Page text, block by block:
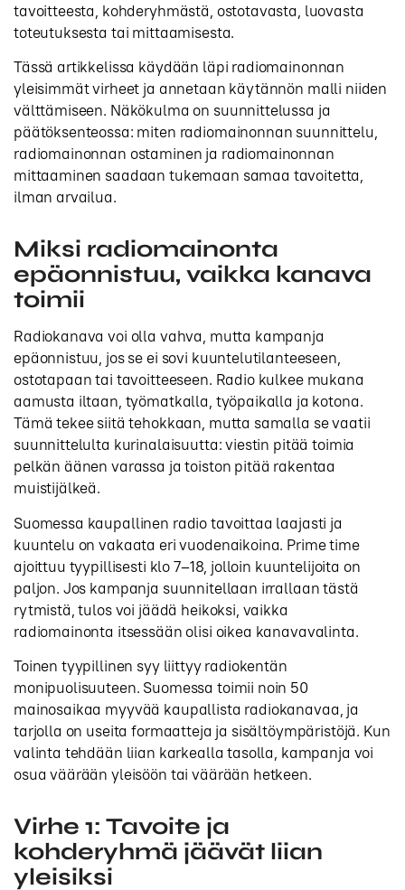
tavoitteesta, kohderyhmästä, ostotavasta, luovasta
toteutuksesta tai mittaamisesta.
Tässä artikkelissa käydään läpi radiomainonnan
yleisimmät virheet ja annetaan käytännön malli niiden
välttämiseen. Näkökulma on suunnittelussa ja
päätöksenteossa: miten radiomainonnan suunnittelu,
radiomainonnan ostaminen ja radiomainonnan
mittaaminen saadaan tukemaan samaa tavoitetta,
ilman arvailua.
Miksi radiomainonta
epäonnistuu, vaikka kanava
toimii
Radiokanava voi olla vahva, mutta kampanja
epäonnistuu, jos se ei sovi kuuntelutilanteeseen,
ostotapaan tai tavoitteeseen. Radio kulkee mukana
aamusta iltaan, työmatkalla, työpaikalla ja kotona.
Tämä tekee siitä tehokkaan, mutta samalla se vaatii
suunnittelulta kurinalaisuutta: viestin pitää toimia
pelkän äänen varassa ja toiston pitää rakentaa
muistijälkeä.
Suomessa kaupallinen radio tavoittaa laajasti ja
kuuntelu on vakaata eri vuodenaikoina. Prime time
ajoittuu tyypillisesti klo 7–18, jolloin kuuntelijoita on
paljon. Jos kampanja suunnitellaan irrallaan tästä
rytmistä, tulos voi jäädä heikoksi, vaikka
radiomainonta itsessään olisi oikea kanavavalinta.
Toinen tyypillinen syy liittyy radiokentän
monipuolisuuteen. Suomessa toimii noin 50
mainosaikaa myyvää kaupallista radiokanavaa, ja
tarjolla on useita formaatteja ja sisältöympäristöjä. Kun
valinta tehdään liian karkealla tasolla, kampanja voi
osua väärään yleisöön tai väärään hetkeen.
Virhe 1: Tavoite ja
kohderyhmä jäävät liian
yleisiksi